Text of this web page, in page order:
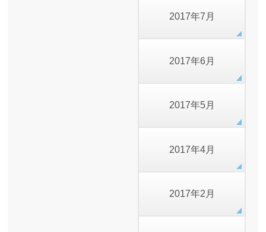
2017年7月
2017年6月
2017年5月
2017年4月
2017年2月